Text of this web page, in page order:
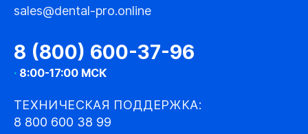
sales@dental-pro.online
8 (800) 600-37-96
· 8:00-17:00 МСК
ТЕХНИЧЕСКАЯ ПОДДЕРЖКА:
8 800 600 38 99